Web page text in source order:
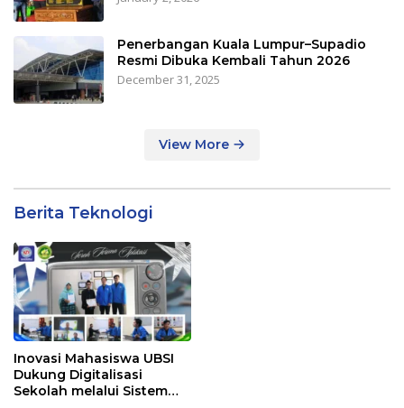
Penerbangan Kuala Lumpur–Supadio
Resmi Dibuka Kembali Tahun 2026
December 31, 2025
View More
Berita Teknologi
Inovasi Mahasiswa UBSI
Dukung Digitalisasi
Sekolah melalui Sistem